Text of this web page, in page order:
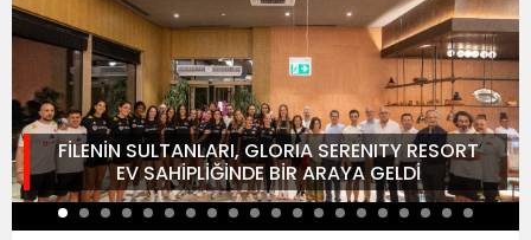
FİLENİN SULTANLARI, GLORIA SERENITY RESORT
EV SAHİPLİĞİNDE BİR ARAYA GELDİ